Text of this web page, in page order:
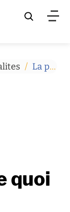
Rechercher
/ La propriété intellectuelle, de quoi parle-t-on ?
quoi